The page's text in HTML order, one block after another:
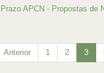
Prazo APCN - Propostas de
Anterior 1 2 3